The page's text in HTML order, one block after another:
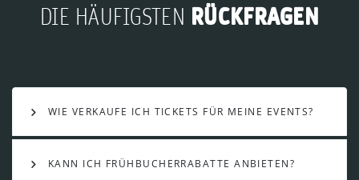
DIE HÄUFIGSTEN RÜCKFRAGEN
WIE VERKAUFE ICH TICKETS FÜR MEINE EVENTS?
KANN ICH FRÜHBUCHERRABATTE ANBIETEN?